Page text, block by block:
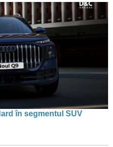
în segmentul SUV